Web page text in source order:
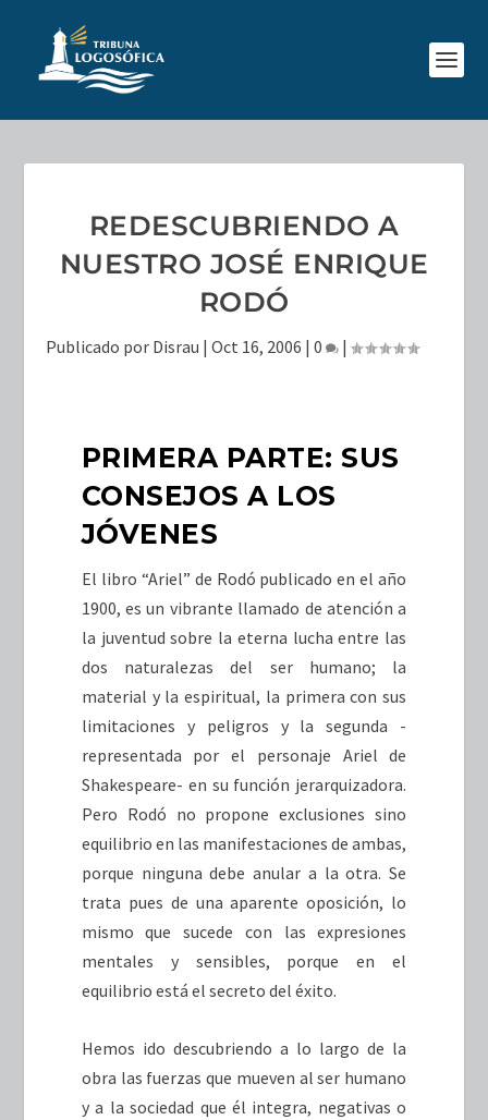
REDESCUBRIENDO A
NUESTRO JOSÉ ENRIQUE
RODÓ
Publicado por Disrau |Oct 16, 2006 |0 |
PRIMERA PARTE: SUS
CONSEJOS A LOS
JÓVENES
El libro “Ariel” de Rodó publicado en el año
1900, es un vibrante llamado de atención a
la juventud sobre la eterna lucha entre las
dos naturalezas del ser humano; la
material y la espiritual, la primera con sus
limitaciones y peligros y la segunda -
representada por el personaje Ariel de
Shakespeare- en su función jerarquizadora.
Pero Rodó no propone exclusiones sino
equilibrio en las manifestaciones de ambas,
porque ninguna debe anular a la otra. Se
trata pues de una aparente oposición, lo
mismo que sucede con las expresiones
mentales y sensibles, porque en el
equilibrio está el secreto del éxito.
Hemos ido descubriendo a lo largo de la
obra las fuerzas que mueven al ser humano
y a la sociedad que él integra, negativas o